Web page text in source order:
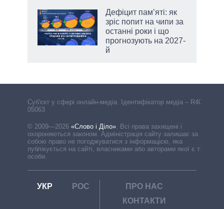
Дефіцит пам’яті: як
зріс попит на чипи за
останні роки і що
прогнозують на 2027-
й
Cуб'єкт у сфері онлайн-медіа. Ідентифікатор медіа – R40-
05063
© 2009—2026 «Слово і Діло». Всі права захищені і
охороняються законом. Адміністрація сайту залишає за
собою право не погоджуватися з інформацією, яка
публікується на сайті, власниками або авторами якої є треті
особи.
УКР РОС
ПРО НАС
КОНТАКТИ